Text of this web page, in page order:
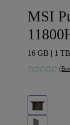
MSI
16 GB | 1